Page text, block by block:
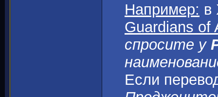
Например: в
Guardians of
спросите у
Если